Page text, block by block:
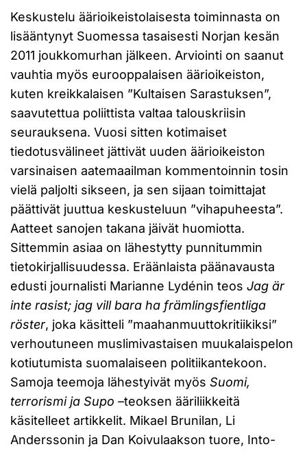
Keskustelu äärioikeistolaisesta toiminnasta on
lisääntynyt Suomessa tasaisesti Norjan kesän
2011 joukkomurhan jälkeen. Arviointi on saanut
vauhtia myös eurooppalaisen äärioikeiston,
kuten kreikkalaisen ”Kultaisen Sarastuksen”,
saavutettua poliittista valtaa talouskriisin
seurauksena. Vuosi sitten kotimaiset
tiedotusvälineet jättivät uuden äärioikeiston
varsinaisen aatemaailman kommentoinnin tosin
vielä paljolti sikseen, ja sen sijaan toimittajat
päättivät juuttua keskusteluun ”vihapuheesta”.
Aatteet sanojen takana jäivät huomiotta.
Sittemmin asiaa on lähestytty punnitummin
tietokirjallisuudessa. Eräänlaista päänavausta
edusti journalisti Marianne Lydénin teos Jag är
inte rasist; jag vill bara ha främlingsfientliga
röster, joka käsitteli ”maahanmuuttokritiikiksi”
verhoutuneen muslimivastaisen muukalaispelon
kotiutumista suomalaiseen politiikantekoon.
Samoja teemoja lähestyivät myös Suomi,
terrorismi ja Supo –teoksen ääriliikkeitä
käsitelleet artikkelit. Mikael Brunilan, Li
Anderssonin ja Dan Koivulaakson tuore, Into-